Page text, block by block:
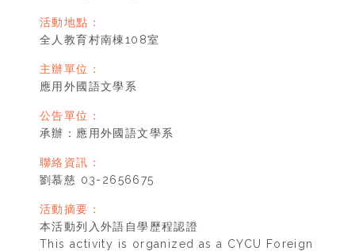
活動地點：
全人教育村南棟108室
主辦單位：
應用外國語文學系
公告單位：
承辦：應用外國語文學系
聯絡資訊：
劉慕慈 03-2656675
活動摘要：
本活動列入外語自學歷程認證
This activity is organized as a CYCU Foreign